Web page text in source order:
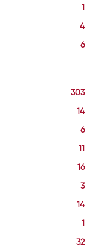
1
4
6
303
14
6
11
16
3
14
1
32